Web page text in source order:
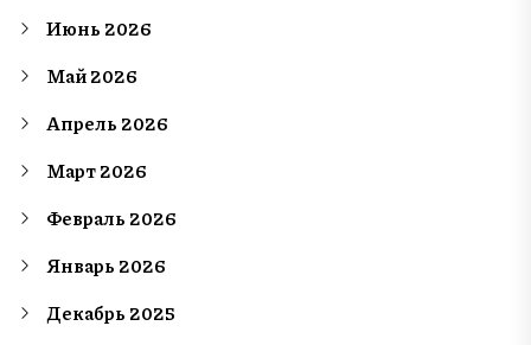
Июнь 2026
Май 2026
Апрель 2026
Март 2026
Февраль 2026
Январь 2026
Декабрь 2025